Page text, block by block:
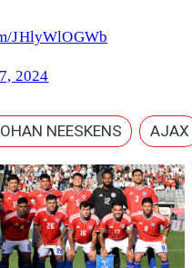
JHlyWlOGWb
2024
NEESKENS AJAX